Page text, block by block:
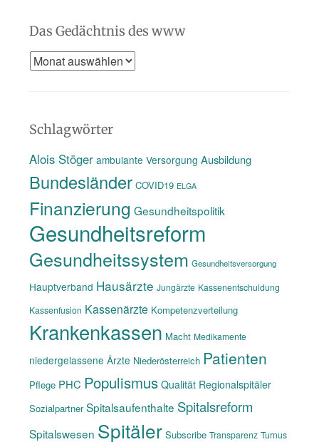
Das Gedächtnis des www
Das
www
Schlagwörter
Alois Stöger ambulante Versorgung Ausbildung
Bundesländer COVID19 ELGA
Finanzierung Gesundheitspolitik
Gesundheitsreform
Gesundheitssystem Gesundheitsversorgung
Hauptverband Hausärzte Jungärzte Kassenentschuldung
Kassenfusion Kassenärzte Kompetenzverteilung
Krankenkassen Macht Medikamente
niedergelassene Ärzte Niederösterreich Patienten
Pflege PHC Populismus Qualität Regionalspitäler
Sozialpartner Spitalsaufenthalte Spitalsreform
Spitalswesen Spitäler Subscribe Transparenz Turnus